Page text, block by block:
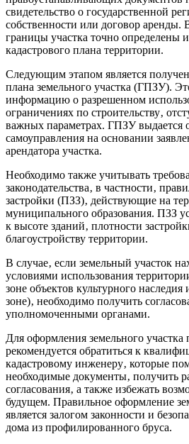
свидетельство о государственной
собственности или договор аренды.
границы участка точно определены
кадастрового плана территории.
Следующим этапом является
плана земельного участка (ГПЗУ).
информацию о разрешенном
ограничениях по строительству‚
важных параметрах. ГПЗУ выдается
самоуправления на основании
арендатора участка.
Необходимо также учитывать
законодательства‚ в частности‚
застройки (ПЗЗ)‚ действующие на
муниципального образования. ПЗЗ
к высоте зданий‚ плотности
благоустройству территории.
В случае‚ если земельный участок
условиями использования
зоне объектов культурного
зоне)‚ необходимо получить
уполномоченными органами.
Для оформления земельного участка
рекомендуется обратиться к
кадастровому инженеру‚ которые
необходимые документы‚ получить
согласования‚ а также избежать
будущем. Правильное оформление
является залогом законности и
дома из профилированного бруса.